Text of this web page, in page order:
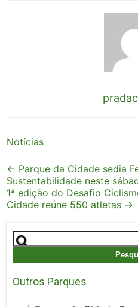
Notícias
Post
navigation
← Parque da Cidade sedia
Sustentabilidade neste
1ª edição do Desafio
Cidade reúne 550 atletas →
Pesquisar
por:
Outros Parques